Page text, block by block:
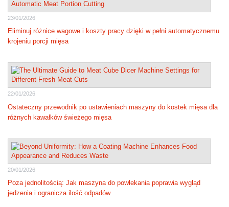
23/01/2026
Eliminuj różnice wagowe i koszty pracy dzięki w pełni automatycznemu
krojeniu porcji mięsa
22/01/2026
Ostateczny przewodnik po ustawieniach maszyny do kostek mięsa dla
różnych kawałków świeżego mięsa
20/01/2026
Poza jednolitością: Jak maszyna do powlekania poprawia wygląd
jedzenia i ogranicza ilość odpadów